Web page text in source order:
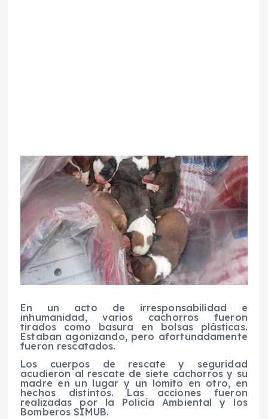
En un acto de irresponsabilidad e
inhumanidad, varios cachorros fueron
tirados como basura en bolsas plásticas.
Estaban agonizando, pero afortunadamente
fueron rescatados.
Los cuerpos de rescate y seguridad
acudieron al rescate de siete cachorros y su
madre en un lugar y un lomito en otro, en
hechos distintos. Las acciones fueron
realizadas por la Policía Ambiental y los
Bomberos SIMUB.